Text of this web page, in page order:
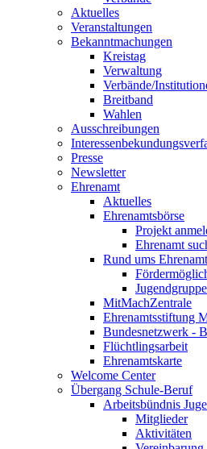
Aktuelles
Veranstaltungen
Bekanntmachungen
Kreistag
Verwaltung
Verbände/
Breitband
Wahlen
Ausschreibungen
Presse
Newsletter
Ehrenamt
Aktuelles
Ehrenamtsbörse
Projekt
Ehrenamt
Rund ums Ehrenamt
MitMachZentrale
Ehrenamtsstiftung
Bundesnetzwerk -
Flüchtlingsarbeit
Ehrenamtskarte
Welcome Center
Übergang Schule-Beruf
Arbeitsbündnis
Mitglieder
Aktivitäten